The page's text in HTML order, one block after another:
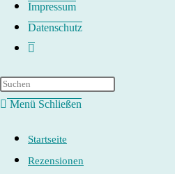
Impressum
Datenschutz
Website-
umschalten
Menü Schließen
Startseite
Rezensionen